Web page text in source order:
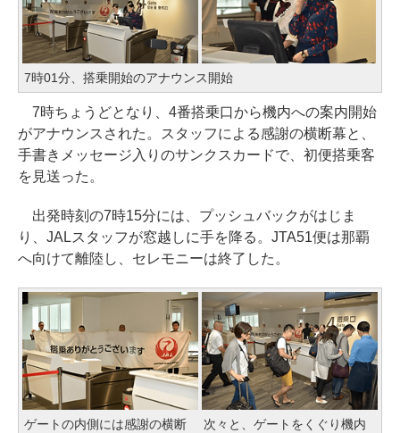
7時01分、搭乗開始のアナウンス開始
7時ちょうどとなり、4番搭乗口から機内への案内開始
がアナウンスされた。スタッフによる感謝の横断幕と、
手書きメッセージ入りのサンクスカードで、初便搭乗客
を見送った。
出発時刻の7時15分には、プッシュバックがはじま
り、JALスタッフが窓越しに手を降る。JTA51便は那覇
へ向けて離陸し、セレモニーは終了した。
ゲートの内側には感謝の横断
次々と、ゲートをくぐり機内